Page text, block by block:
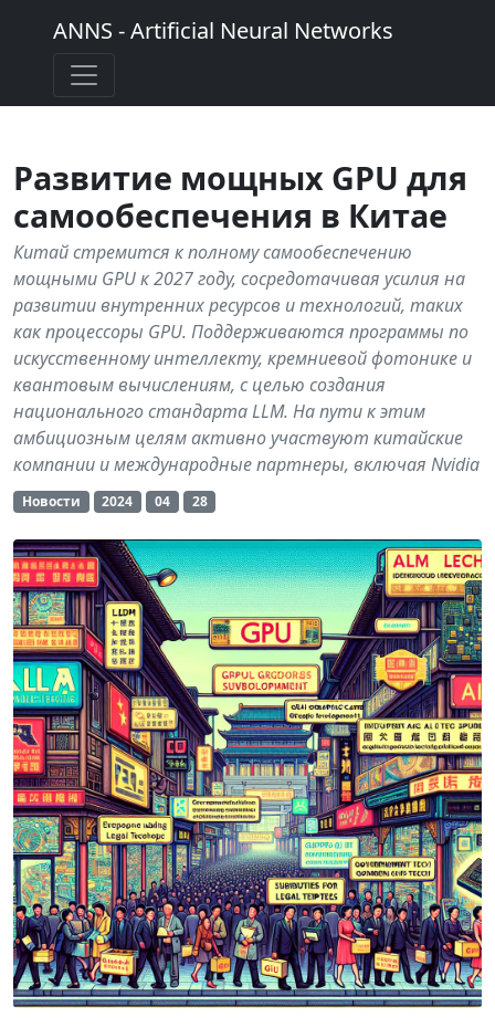
ANNS - Artificial Neural Networks
Развитие мощных GPU для
самообеспечения в Китае
Китай стремится к полному самообеспечению
мощными GPU к 2027 году, сосредотачивая усилия на
развитии внутренних ресурсов и технологий, таких
как процессоры GPU. Поддерживаются программы по
искусственному интеллекту, кремниевой фотонике и
квантовым вычислениям, с целью создания
национального стандарта LLM. На пути к этим
амбициозным целям активно участвуют китайские
компании и международные партнеры, включая Nvidia
Новости 2024 04 28